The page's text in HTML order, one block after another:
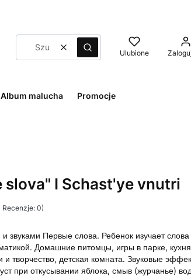
WyczyśćSzukaj Ulubione
Album malucha Promocje
slova" I Schast'ye vnutri
Recenzje: 0)
звуками Первые слова. Ребенок изучает
Домашние питомцы, игры в парке,
и творчество, детская комната. Звуковые
при откусывании яблока, смыв (журчанье)